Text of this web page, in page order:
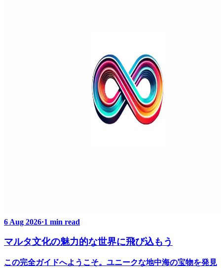
6 Aug 2026·1 min read
マルタ文化の魅力的な世界に飛び込もう
この完全ガイドへようこそ。ユニークな地中海の宝物を発見